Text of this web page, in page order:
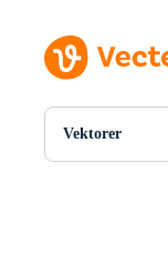
Vektorer
Alla Bilder